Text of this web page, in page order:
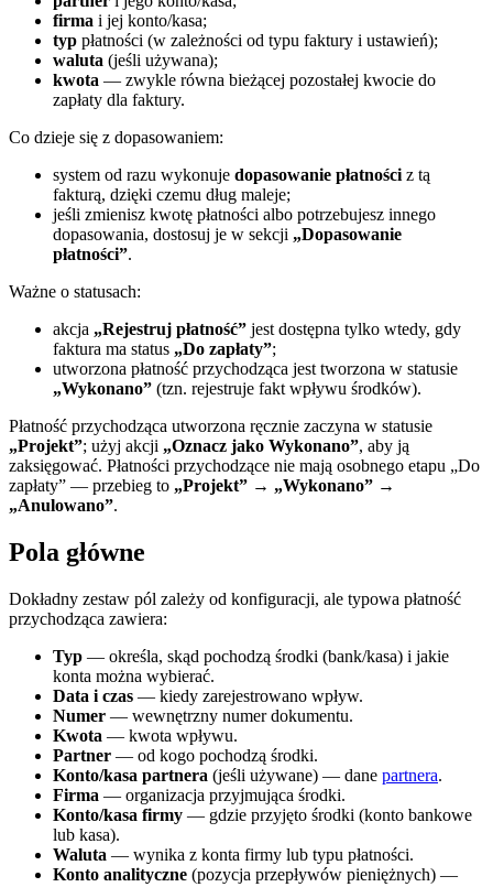
firma i jej konto/kasa;
typ płatności (w zależności od typu faktury i ustawień);
waluta (jeśli używana);
kwota — zwykle równa bieżącej pozostałej kwocie do
zapłaty dla faktury.
Co dzieje się z dopasowaniem:
system od razu wykonuje dopasowanie płatności z tą
fakturą, dzięki czemu dług maleje;
jeśli zmienisz kwotę płatności albo potrzebujesz innego
dopasowania, dostosuj je w sekcji „Dopasowanie
płatności”.
Ważne o statusach:
akcja „Rejestruj płatność” jest dostępna tylko wtedy, gdy
faktura ma status „Do zapłaty”;
utworzona płatność przychodząca jest tworzona w statusie
„Wykonano” (tzn. rejestruje fakt wpływu środków).
Płatność przychodząca utworzona ręcznie zaczyna w statusie
„Projekt”; użyj akcji „Oznacz jako Wykonano”, aby ją
zaksięgować. Płatności przychodzące nie mają osobnego etapu „Do
zapłaty” — przebieg to „Projekt” → „Wykonano” →
„Anulowano”.
Pola główne
Dokładny zestaw pól zależy od konfiguracji, ale typowa płatność
przychodząca zawiera:
Typ — określa, skąd pochodzą środki (bank/kasa) i jakie
konta można wybierać.
Data i czas — kiedy zarejestrowano wpływ.
Numer — wewnętrzny numer dokumentu.
Kwota — kwota wpływu.
Partner — od kogo pochodzą środki.
Konto/kasa partnera (jeśli używane) — dane partnera.
Firma — organizacja przyjmująca środki.
Konto/kasa firmy — gdzie przyjęto środki (konto bankowe
lub kasa).
Waluta — wynika z konta firmy lub typu płatności.
Konto analityczne (pozycja przepływów pieniężnych) —